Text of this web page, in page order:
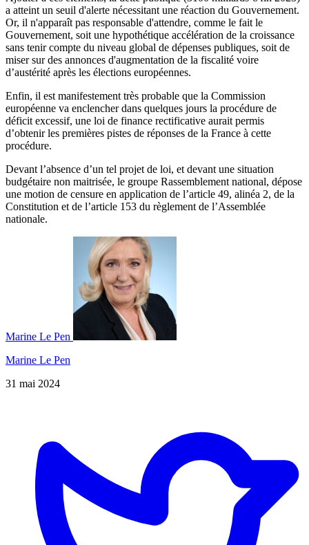
a atteint un seuil d'alerte nécessitant une réaction du Gouvernement.
Or, il n'apparaît pas responsable d'attendre, comme le fait le
Gouvernement, soit une hypothétique accélération de la croissance
sans tenir compte du niveau global de dépenses publiques, soit de
miser sur des annonces d'augmentation de la fiscalité voire
d’austérité après les élections européennes.
Enfin, il est manifestement très probable que la Commission
européenne va enclencher dans quelques jours la procédure de
déficit excessif, une loi de finance rectificative aurait permis
d’obtenir les premières pistes de réponses de la France à cette
procédure.
Devant l’absence d’un tel projet de loi, et devant une situation
budgétaire non maitrisée, le groupe Rassemblement national, dépose
une motion de censure en application de l’article 49, alinéa 2, de la
Constitution et de l’article 153 du règlement de l’Assemblée
nationale.
Marine Le Pen
Marine Le Pen
31 mai 2024